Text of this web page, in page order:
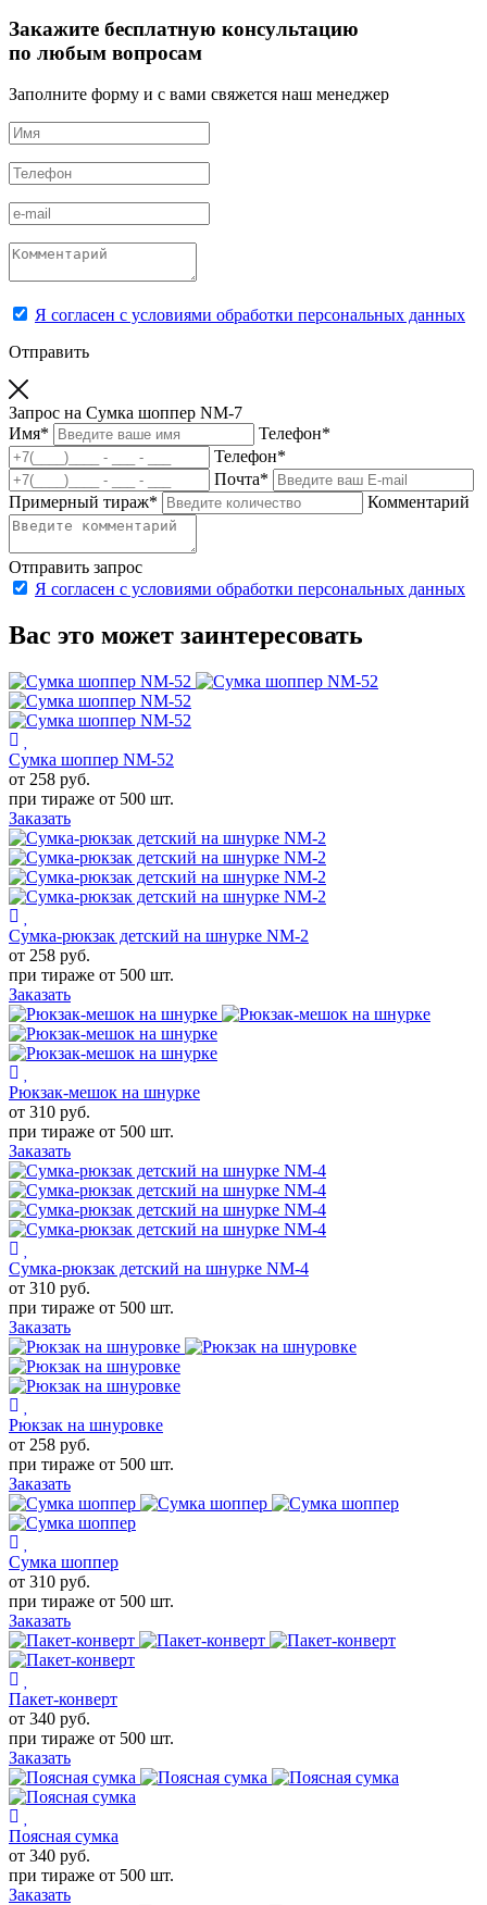
Закажите бесплатную консультацию
по любым вопросам
Заполните форму и с вами свяжется наш менеджер
Я согласен с условиями обработки персональных данных
Отправить
Запрос на Сумка шоппер NM-7
Имя* Телефон*
Телефон*
Почта*
Примерный тираж* Комментарий
Отправить запрос
Я согласен с условиями обработки персональных данных
Вас это может заинтересовать
Сумка шоппер NM-52
от 258 руб.
при тираже от 500 шт.
Заказать
Сумка-рюкзак детский на шнурке NM-2
от 258 руб.
при тираже от 500 шт.
Заказать
Рюкзак-мешок на шнурке
от 310 руб.
при тираже от 500 шт.
Заказать
Сумка-рюкзак детский на шнурке NM-4
от 310 руб.
при тираже от 500 шт.
Заказать
Рюкзак на шнуровке
от 258 руб.
при тираже от 500 шт.
Заказать
Сумка шоппер
от 310 руб.
при тираже от 500 шт.
Заказать
Пакет-конверт
от 340 руб.
при тираже от 500 шт.
Заказать
Поясная сумка
от 340 руб.
при тираже от 500 шт.
Заказать